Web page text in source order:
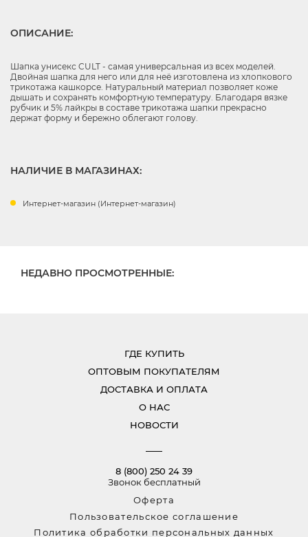
ОПИСАНИЕ:
Шапка унисекс CULT - самая универсальная из всех моделей.
Двойная шапка для него или для неё изготовлена из хлопкового
трикотажа кашкорсе. Натуральный материал позволяет коже
дышать и сохранять комфортную температуру. Благодаря вязке
рубчик и 5% лайкры в составе трикотажа шапки прекрасно
держат форму и бережно облегают голову.
НАЛИЧИЕ В МАГАЗИНАХ:
Интернет-магазин (Интернет-магазин)
НЕДАВНО ПРОСМОТРЕННЫЕ:
ГДЕ КУПИТЬ
ОПТОВЫМ ПОКУПАТЕЛЯМ
ДОСТАВКА И ОПЛАТА
О НАС
НОВОСТИ
8 (800) 250 24 39
Звонок бесплатный
Оферта
Пользовательское соглашение
Политика обработки персональных данных